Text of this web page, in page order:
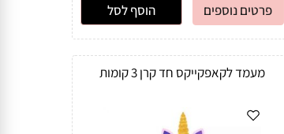
פרטים נוספים הוסף לסל
מעמד לקאפקייקס חד קרן 3 קומות